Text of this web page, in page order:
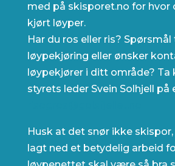
med på skisporet.no for hvor
kjørt løyper.
Har du ros eller ris? Spørsmål
løypekjøring eller ønsker
løypekjører i ditt område?
styrets leder Svein Solhjell på
Husk at det snør ikke
lagt ned et betydelig arbeid